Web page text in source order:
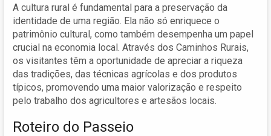
A cultura rural é fundamental para a preservação da
identidade de uma região. Ela não só enriquece o
patrimônio cultural, como também desempenha um papel
crucial na economia local. Através dos Caminhos Rurais,
os visitantes têm a oportunidade de apreciar a riqueza
das tradições, das técnicas agrícolas e dos produtos
típicos, promovendo uma maior valorização e respeito
pelo trabalho dos agricultores e artesãos locais.
Roteiro do Passeio